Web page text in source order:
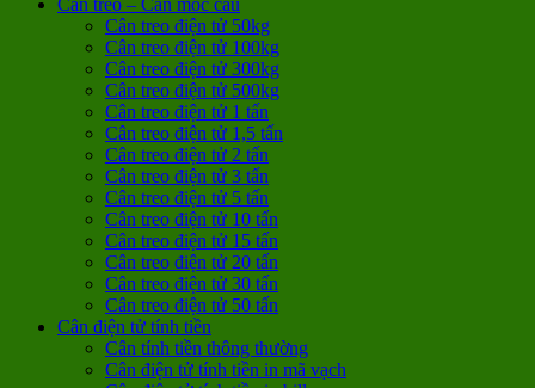
Cân treo điện tử 50kg
Cân treo điện tử 100kg
Cân treo điện tử 300kg
Cân treo điện tử 500kg
Cân treo điện tử 1 tấn
Cân treo điện tử 1,5 tấn
Cân treo điện tử 2 tấn
Cân treo điện tử 3 tấn
Cân treo điện tử 5 tấn
Cân treo điện tử 10 tấn
Cân treo điện tử 15 tấn
Cân treo điện tử 20 tấn
Cân treo điện tử 30 tấn
Cân treo điện tử 50 tấn
Cân điện tử tính tiền
Cân tính tiền thông thường
Cân điện tử tính tiền in mã vạch